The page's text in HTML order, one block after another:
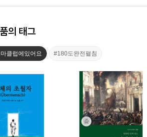
의 태그
클럽에있어요 #180도완전펼침